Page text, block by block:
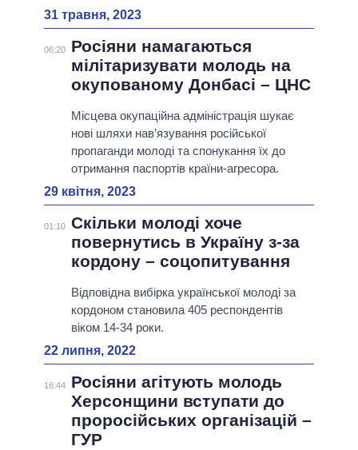
31 травня, 2023
06:20
Росіяни намагаються
мілітаризувати молодь на
окупованому Донбасі – ЦНС
Місцева окупаційна адміністрація шукає
нові шляхи нав’язування російської
пропаганди молоді та спонукання їх до
отримання паспортів країни-агресора.
29 квітня, 2023
01:10 Скільки молоді хоче
повернутись в Україну з-за
кордону – соцопитування
Відповідна вибірка української молоді за
кордоном становила 405 респондентів
віком 14-34 роки.
22 липня, 2022
16:44
Росіяни агітують молодь
Херсонщини вступати до
проросійських організацій –
ГУР